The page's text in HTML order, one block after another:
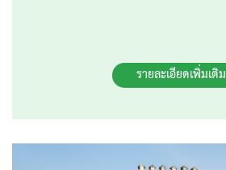
รายละเอียดเพิ่มเติม